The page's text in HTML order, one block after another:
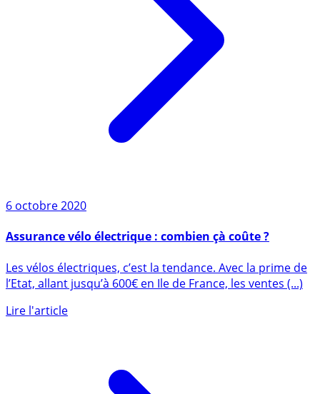
6 octobre 2020
Assurance vélo électrique : combien çà coûte ?
l’Etat, allant jusqu’à 600€ en Ile de France, les ventes (...)